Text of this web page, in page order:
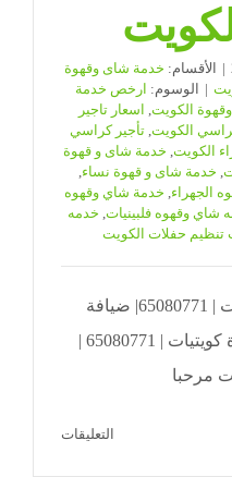
| الأقسام: خدمة شاى وقهوة
| الوسوم: ارخص خدمة
الكويت, اسعار تاجير
الكويت,تأجير كراسي
الكويت, خدمة شاى و قهوة
, خدمة شاى و قهوة نساء,
الجهراء, خدمة شاي وقهوه
شاي وقهوه فلبينيات, خدمه
حفلات الكويت
خدمة شاى و قهوة الكويت | 65080771| ضيافة
الكويت خدمة شاى و قهوة كويتيات | 65080771 |
مرحبا
التعليقات